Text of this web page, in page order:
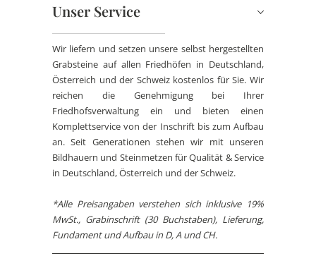
Unser Service
Wir liefern und setzen unsere selbst hergestellten
Grabsteine auf allen Friedhöfen in Deutschland,
Österreich und der Schweiz kostenlos für Sie. Wir
reichen die Genehmigung bei Ihrer
Friedhofsverwaltung ein und bieten einen
Komplettservice von der Inschrift bis zum Aufbau
an. Seit Generationen stehen wir mit unseren
Bildhauern und Steinmetzen für Qualität & Service
in Deutschland, Österreich und der Schweiz.
*Alle Preisangaben verstehen sich inklusive 19%
MwSt., Grabinschrift (30 Buchstaben), Lieferung,
Fundament und Aufbau in D, A und CH.